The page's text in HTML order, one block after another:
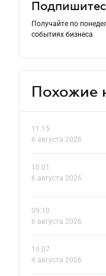
Получайте по
событиях бизнеса
Похожие
11.15
6 августа 2026
10.01
6 августа 2026
09.10
6 августа 2026
10.07
4 августа 2026